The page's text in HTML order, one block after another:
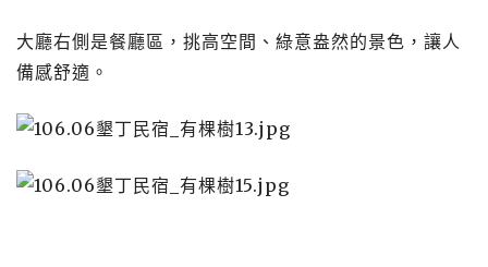
大廳右側是餐廳區，挑高空間、綠意盎然的景色，讓人
備感舒適。